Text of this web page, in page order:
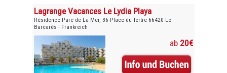
Lagrange Vacances Le Lydia Playa
Résidence Parc de La Mer, 36 Place du Tertre 66420 Le
Barcarès - Frankreich
ab 20€